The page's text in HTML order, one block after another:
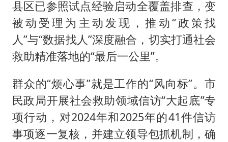
县区已参照试点经验启动全覆盖排查，变
被动受理为主动发现，推动“政策找
人”与“数据找人”深度融合，切实打通社会
救助精准落地的“最后一公里”。
群众的“烦心事”就是工作的“风向标”。市
民政局开展社会救助领域信访“大起底”专
项行动，对2024年和2025年的41件信访
事项逐一复核，并建立领导包抓机制，确